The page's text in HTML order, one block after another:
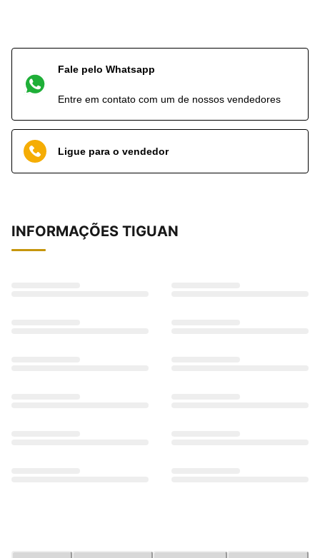
Fale pelo Whatsapp
Entre em contato com um de nossos vendedores
Ligue para o vendedor
INFORMAÇÕES TIGUAN